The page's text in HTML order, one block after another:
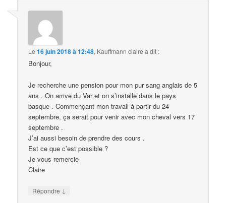
Le16 juin 2018 à 12:48, Kauffmann claire a dit :
Bonjour,
Je recherche une pension pour mon pur sang anglais de 5
ans . On arrive du Var et on s’installe dans le pays
basque . Commençant mon travail à partir du 24
septembre, ça serait pour venir avec mon cheval vers 17
septembre .
J’ai aussi besoin de prendre des cours .
Est ce que c’est possible ?
Je vous remercie
Claire
Répondre ↓